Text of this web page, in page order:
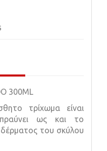
300ML
τρίχωμα είναι
ως και το
του σκύλου